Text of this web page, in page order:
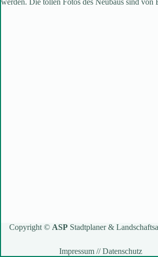
werden. Die tollen Fotos des Neubaus sind von
Copyright © ASPStadtplaner &
Impressum//Datenschutz